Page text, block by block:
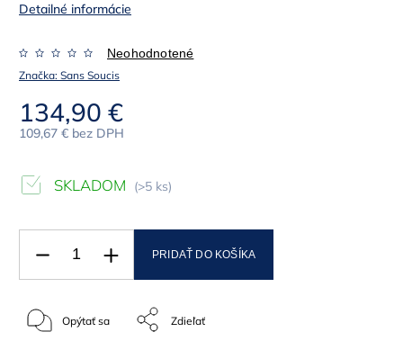
Detailné informácie
Značka: Sans Soucis
Neohodnotené
134,90 €
109,67 € bez DPH
SKLADOM (>5 ks)
PRIDAŤ DO KOŠÍKA
Opýtať sa Zdieľať